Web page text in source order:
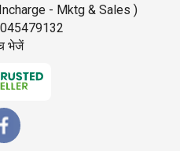
Incharge - Mktg & Sales )
भेजें